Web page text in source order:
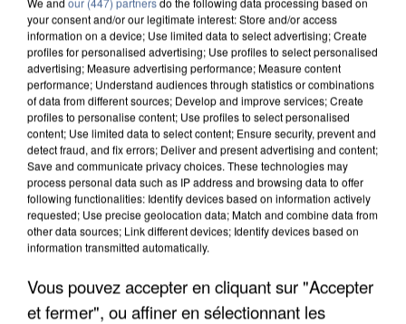
DE FAUNE SAUVAGE SONT...
your consent and/or our legitimate interest: Store and/or access
information on a device; Use limited data to select advertising; Create
profiles for personalised advertising; Use profiles to select personalised
advertising; Measure advertising performance; Measure content
performance; Understand audiences through statistics or combinations
of data from different sources; Develop and improve services; Create
profiles to personalise content; Use profiles to select personalised
content; Use limited data to select content; Ensure security, prevent and
detect fraud, and fix errors; Deliver and present advertising and content;
Save and communicate privacy choices. These technologies may
process personal data such as IP address and browsing data to offer
following functionalities: Identify devices based on information actively
requested; Use precise geolocation data; Match and combine data from
other data sources; Link different devices; Identify devices based on
information transmitted automatically.
Vous pouvez accepter en cliquant sur "Accepter
et fermer", ou affiner en sélectionnant les